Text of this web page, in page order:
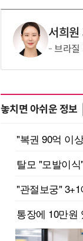
서희원
브라
놓치면 아쉬운 정보